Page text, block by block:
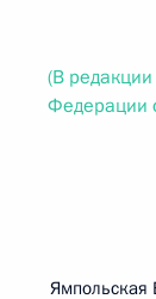
(В
Ямпольская